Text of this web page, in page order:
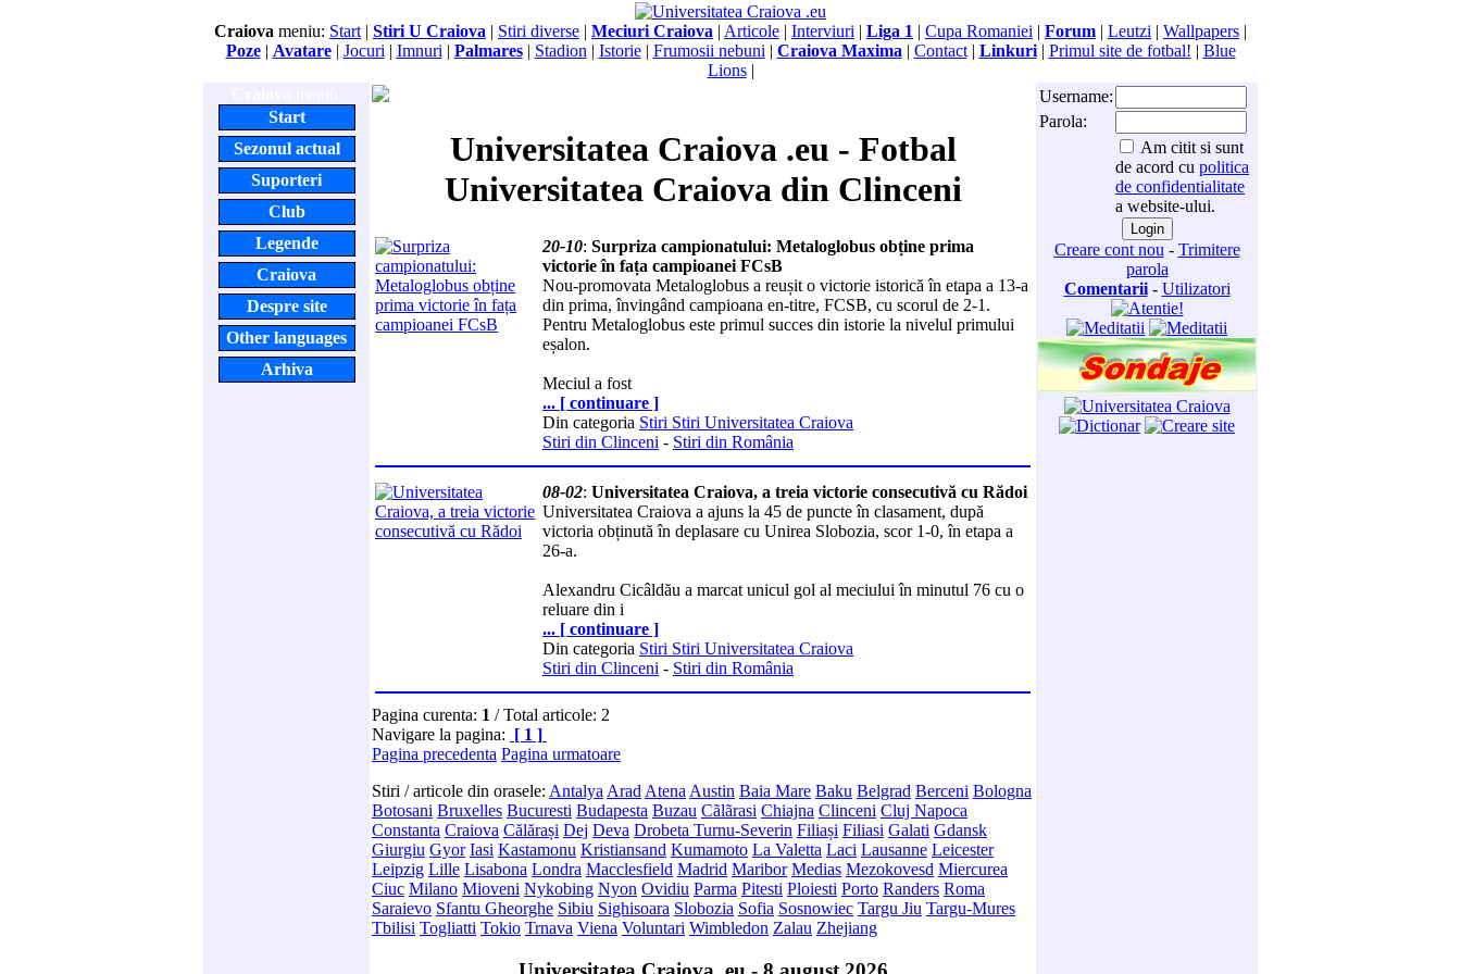
Craiova meniu: Start | Stiri U Craiova | Stiri diverse | Meciuri Craiova | Articole | Interviuri | Liga 1 | Cupa Romaniei | Forum | Leutzi | Wallpapers |
Poze| Avatare| Jocuri | Imnuri | Palmares| Stadion | Istorie| Frumosii nebuni | Craiova Maxima | Contact| Linkuri| Primul site de fotbal! | Blue
Lions|
Start
Sezonul actual
Suporteri
Club
Legende
Craiova
Despre site
Other languages
Arhiva
Universitatea Craiova .eu - Fotbal
Universitatea Craiova din Clinceni
20-10: Surpriza campionatului: Metaloglobus obține prima
victorie în fața campioanei FCsB
Nou-promovata Metaloglobus a reușit o victorie istorică în etapa a 13-a
din prima, învingând campioana en-titre, FCSB, cu scorul de 2-1.
Pentru Metaloglobus este primul succes din istorie la nivelul primului
eșalon.
Meciul a fost
... [ continuare ]
Din categoria Stiri Stiri Universitatea Craiova
Stiri din Clinceni - Stiri din România
08-02: Universitatea Craiova, a treia victorie consecutivă cu Rădoi
Universitatea Craiova a ajuns la 45 de puncte în clasament, după
victoria obținută în deplasare cu Unirea Slobozia, scor 1-0, în etapa a
26-a.
Alexandru Cicâldău a marcat unicul gol al meciului în minutul 76 cu o
reluare din i
... [ continuare ]
Din categoria Stiri Stiri Universitatea Craiova
Stiri din Clinceni - Stiri din România
Pagina curenta: 1 / Total articole: 2
Navigare la pagina: [ 1 ]
Pagina precedenta Pagina urmatoare
Stiri / articole din orasele: Antalya Arad Atena Austin Baia Mare Baku Belgrad Berceni Bologna
Botosani Bruxelles Bucuresti Budapesta Buzau Cãlãrasi Chiajna Clinceni Cluj Napoca
Constanta Craiova Călărași Dej Deva Drobeta Turnu-Severin Filiași Filiasi Galati Gdansk
Giurgiu Gyor Iasi Kastamonu Kristiansand Kumamoto La Valetta Laci Lausanne Leicester
Leipzig Lille Lisabona Londra Macclesfield Madrid Maribor Medias Mezokovesd Miercurea
Ciuc Milano Mioveni Nykobing Nyon Ovidiu Parma Pitesti Ploiesti Porto Randers Roma
Saraievo Sfantu Gheorghe Sibiu Sighisoara Slobozia Sofia Sosnowiec Targu Jiu Targu-Mures
Tbilisi Togliatti Tokio Trnava Viena Voluntari Wimbledon Zalau Zhejiang
Username:
Parola:
Am citit si sunt
de acord cu politica
de confidentialitate
a website-ului.
Creare cont nou - Trimitere
parola
Comentarii- Utilizatori